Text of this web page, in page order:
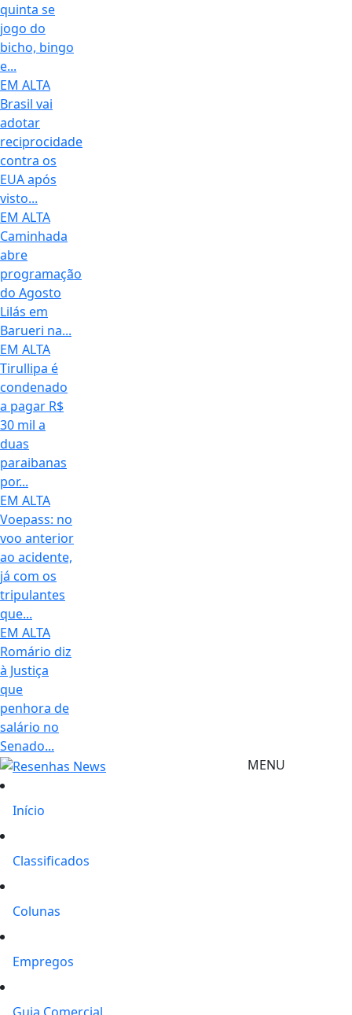
quinta se
jogo do
bicho, bingo
e...
EM ALTA
Brasil vai
adotar
reciprocidade
contra os
EUA após
visto...
EM ALTA
Caminhada
abre
programação
do Agosto
Lilás em
Barueri na...
EM ALTA
Tirullipa é
condenado
a pagar R$
30 mil a
duas
paraibanas
por...
EM ALTA
Voepass: no
voo anterior
ao acidente,
já com os
tripulantes
que...
EM ALTA
Romário diz
à Justiça
que
penhora de
salário no
Senado...
MENU
Início
Classificados
Colunas
Empregos